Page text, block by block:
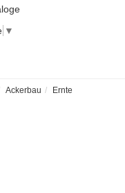
▼
Ackerbau
Ernte